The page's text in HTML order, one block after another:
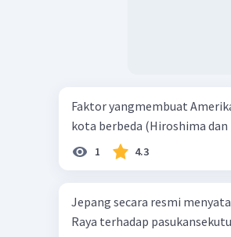
Faktor yangmembuat
kota berbeda (Hiroshima dan
1 4.3
Jepang secara resmi
Raya terhadap